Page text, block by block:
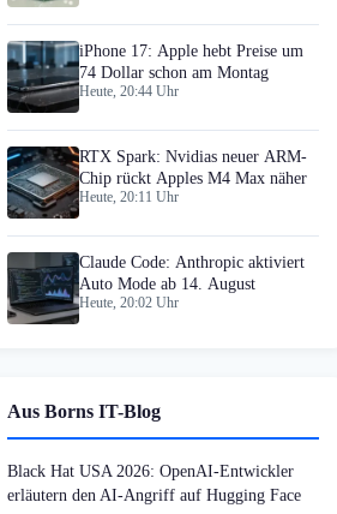
iPhone 17: Apple hebt Preise um
74 Dollar schon am Montag
Heute, 20:44 Uhr
RTX Spark: Nvidias neuer ARM-
Chip rückt Apples M4 Max näher
Heute, 20:11 Uhr
Claude Code: Anthropic aktiviert
Auto Mode ab 14. August
Heute, 20:02 Uhr
Aus Borns IT-Blog
Black Hat USA 2026: OpenAI-Entwickler
erläutern den AI-Angriff auf Hugging Face